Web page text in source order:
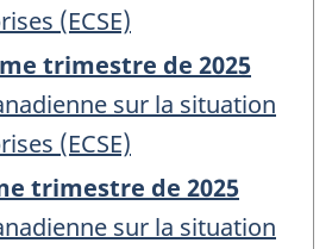
(ECSE)
trimestre de 2025
sur la situation
(ECSE)
trimestre de 2025
sur la situation